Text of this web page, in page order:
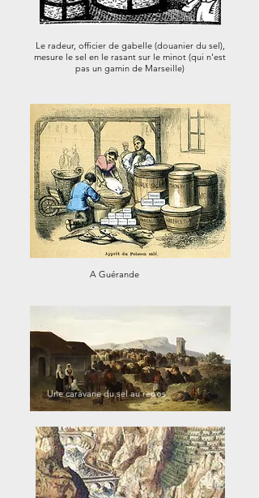
Le radeur, officier de gabelle (douanier du sel),
mesure le sel en le rasant sur le minot (qui n'est
pas un gamin de Marseille)
A Guérande
Une caravane du sel au repos